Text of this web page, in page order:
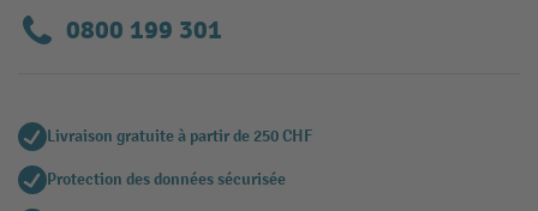
0800 199 301
Livraison gratuite à partir de 250 CHF
Protection des données sécurisée